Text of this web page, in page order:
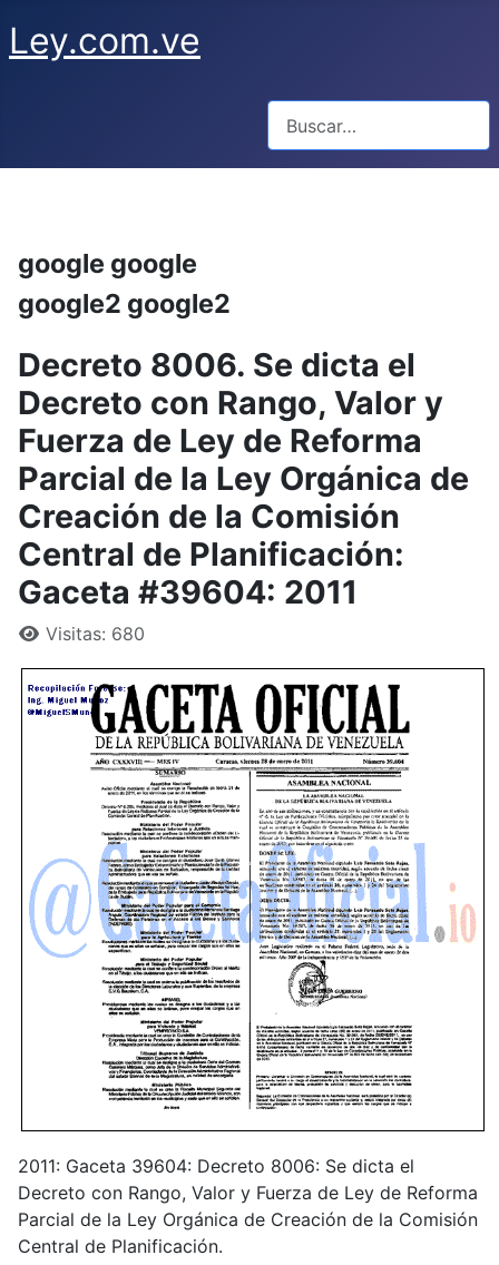
Ley.com.ve
google google
google2 google2
Decreto 8006. Se dicta el
Decreto con Rango, Valor y
Fuerza de Ley de Reforma
Parcial de la Ley Orgánica de
Creación de la Comisión
Central de Planificación:
Gaceta #39604: 2011
Visitas: 680
2011: Gaceta 39604: Decreto 8006: Se dicta el
Decreto con Rango, Valor y Fuerza de Ley de Reforma
Parcial de la Ley Orgánica de Creación de la Comisión
Central de Planificación.